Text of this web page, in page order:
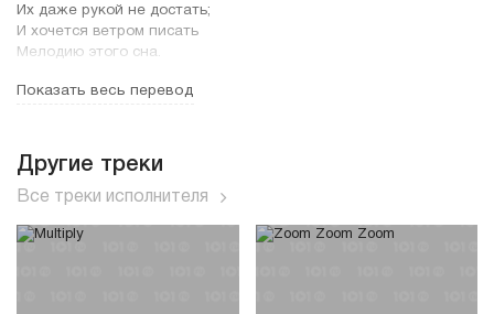
Их даже рукой не достать;
И хочется ветром писать
Мелодию этого сна.
И нас никому не догнать,
И верили - все впереди.
Показать весь перевод
Другие треки
Все треки исполнителя